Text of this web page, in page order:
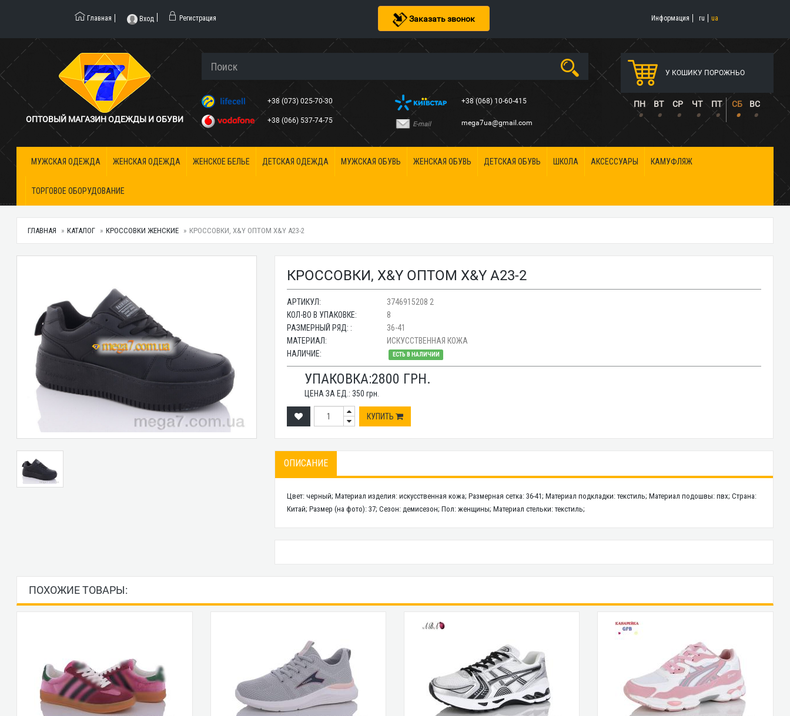
Заказать звонок
Главная Вход Регистрация Информация ru ua
ОПТОВЫЙ МАГАЗИН ОДЕЖДЫ И ОБУВИ
+38 (073) 025-70-30
+38 (066) 537-74-75
+38 (068) 10-60-415
E-mail mega7ua@gmail.com
У КОШИКУ ПОРОЖНЬО
ПН ВТ СР ЧТ ПТ СБ ВС
• • • • • • •
МУЖСКАЯ ОДЕЖДА ЖЕНСКАЯ ОДЕЖДА ЖЕНСКОЕ БЕЛЬЕ ДЕТСКАЯ ОДЕЖДА МУЖСКАЯ ОБУВЬ ЖЕНСКАЯ ОБУВЬ ДЕТСКАЯ ОБУВЬ ШКОЛА АКСЕССУАРЫ КАМУФЛЯЖ
ТОРГОВОЕ ОБОРУДОВАНИЕ
ГЛАВНАЯ КАТАЛОГ КРОССОВКИ ЖЕНСКИЕ КРОССОВКИ, X&Y ОПТОМ X&Y A23-2
КРОССОВКИ, X&Y ОПТОМ X&Y A23-2
АРТИКУЛ:
3746915208 2
КОЛ-ВО В УПАКОВКЕ:
8
РАЗМЕРНЫЙ РЯД: :
36-41
МАТЕРИАЛ:
ИСКУССТВЕННАЯ КОЖА
НАЛИЧИЕ:
ЕСТЬ В НАЛИЧИИ
УПАКОВКА:2800 ГРН.
ЦЕНА ЗА ЕД.:350 грн.
КУПИТЬ
ОПИСАНИЕ
Цвет: черный; Материал изделия: искусственная кожа; Размерная сетка: 36-41; Материал подкладки: текстиль; Материал подошвы: пвх; Страна:
Китай; Размер (на фото): 37; Сезон: демисезон; Пол: женщины; Материал стельки: текстиль;
ПОХОЖИЕ ТОВАРЫ: